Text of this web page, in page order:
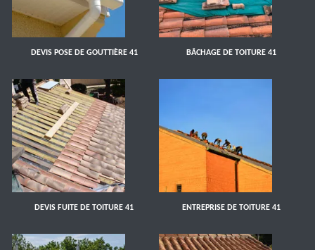
DEVIS POSE DE GOUTTIÈRE 41 BÂCHAGE DE TOITURE 41
DEVIS FUITE DE TOITURE 41 ENTREPRISE DE TOITURE 41